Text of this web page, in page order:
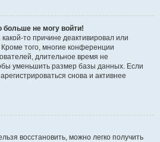
больше не могу войти!
то причине деактивировал или
того, многие конференции
длительное время не
уменьшить размер базы данных. Если
снова и активнее
восстановить, можно легко получить